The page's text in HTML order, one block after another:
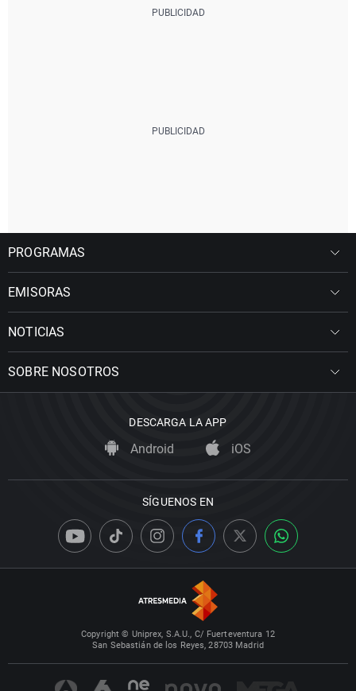
PROGRAMAS
EMISORAS
NOTICIAS
SOBRE NOSOTROS
DESCARGA LA APP
Android iOS
SÍGUENOS EN
Copyright © Uniprex, S.A.U., C/ Fuerteventura 12
San Sebastián de los Reyes, 28703 Madrid